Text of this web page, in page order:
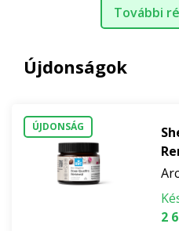
További
Újdonságok
ÚJDONSÁG
2